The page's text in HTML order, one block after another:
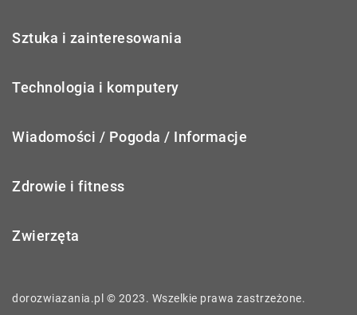
Sztuka i zainteresowania
Technologia i komputery
Wiadomości / Pogoda / Informacje
Zdrowie i fitness
Zwierzęta
dorozwiazania.pl © 2023. Wszelkie prawa zastrzeżone.